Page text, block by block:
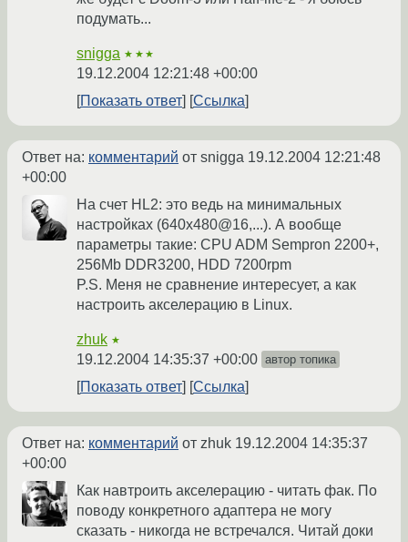
подумать...
snigga ★★★
19.12.2004 12:21:48 +00:00
Показать ответ
Ссылка
Ответ на: комментарий от snigga 19.12.2004 12:21:48
+00:00
На счет HL2: это ведь на минимальных
настройках (640x480@16,...). А вообще
параметры такие: CPU ADM Sempron 2200+,
256Mb DDR3200, HDD 7200rpm
P.S. Меня не сравнение интересует, а как
настроить акселерацию в Linux.
zhuk ★
19.12.2004 14:35:37 +00:00 автор топика
Показать ответ Ссылка
Ответ на: комментарий от zhuk 19.12.2004 14:35:37
+00:00
Как навтроить акселерацию - читать фак. По
поводу конкретного адаптера не могу
сказать - никогда не встречался. Читай доки